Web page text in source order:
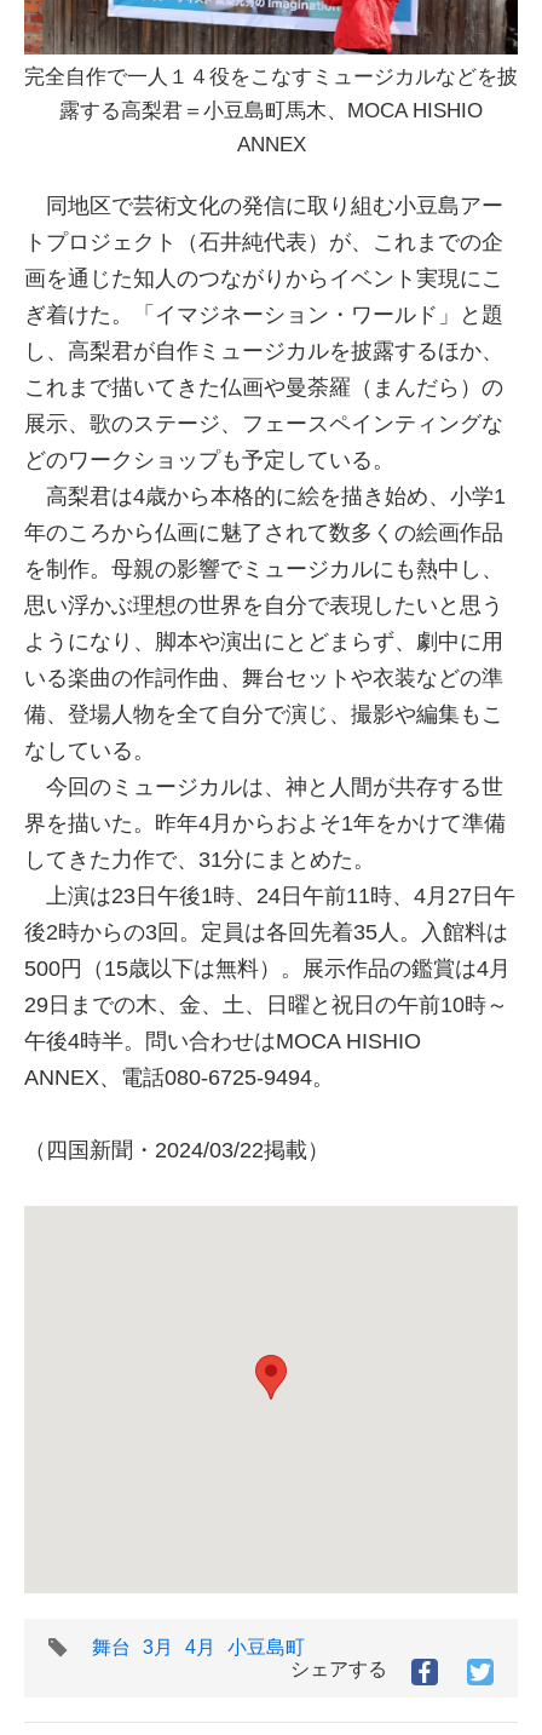
完全自作で一人１４役をこなすミュージカルなどを披
露する高梨君＝小豆島町馬木、MOCA HISHIO
ANNEX
同地区で芸術文化の発信に取り組む小豆島アー
トプロジェクト（石井純代表）が、これまでの企
画を通じた知人のつながりからイベント実現にこ
ぎ着けた。「イマジネーション・ワールド」と題
し、高梨君が自作ミュージカルを披露するほか、
これまで描いてきた仏画や曼荼羅（まんだら）の
展示、歌のステージ、フェースペインティングな
どのワークショップも予定している。
高梨君は4歳から本格的に絵を描き始め、小学1
年のころから仏画に魅了されて数多くの絵画作品
を制作。母親の影響でミュージカルにも熱中し、
思い浮かぶ理想の世界を自分で表現したいと思う
ようになり、脚本や演出にとどまらず、劇中に用
いる楽曲の作詞作曲、舞台セットや衣装などの準
備、登場人物を全て自分で演じ、撮影や編集もこ
なしている。
今回のミュージカルは、神と人間が共存する世
界を描いた。昨年4月からおよそ1年をかけて準備
してきた力作で、31分にまとめた。
上演は23日午後1時、24日午前11時、4月27日午
後2時からの3回。定員は各回先着35人。入館料は
500円（15歳以下は無料）。展示作品の鑑賞は4月
29日までの木、金、土、日曜と祝日の午前10時～
午後4時半。問い合わせはMOCA HISHIO
ANNEX、電話080-6725-9494。
（四国新聞・2024/03/22掲載）
タ
舞台 3月 4月
小豆島町
シェアする
Facebook
シ
シ